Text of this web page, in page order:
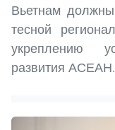
Вьетнам
тесной
укреплению
развития АСЕАН.